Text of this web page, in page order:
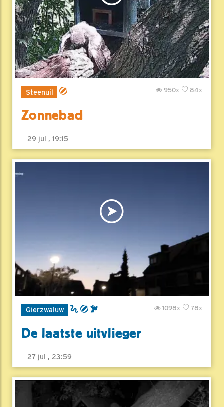
Steenuil 84x
950x
Zonnebad
29 jul , 19:15
Gierzwaluw 78x
1098x
De laatste uitvlieger
27 jul , 23:59